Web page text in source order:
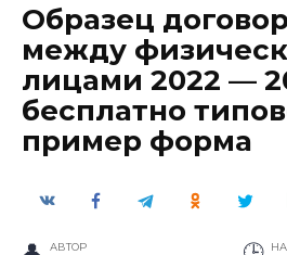
Образец
между
лицами 2022 —
бесплатно
пример форма
АВТОР